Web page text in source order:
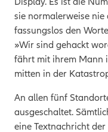
sie normalerweise nie
fassungslos den
»Wir sind gehackt
fährt mit ihrem Mann
mitten in der
An allen fünf
ausgeschaltet.
eine Textnachricht